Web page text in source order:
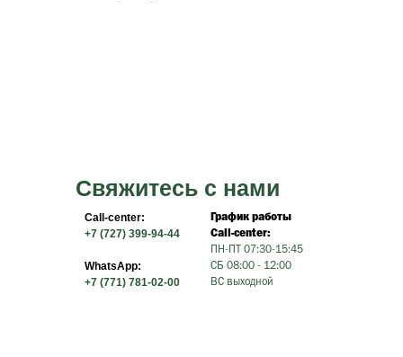
Свяжитесь с нами
Call-center:
+7 (727) 399-94-44
WhatsApp:
+7 (771) 781-02-00
График работы
Call-center:
ПН-ПТ 07:30-15:45
СБ 08:00 - 12:00
ВС выходной